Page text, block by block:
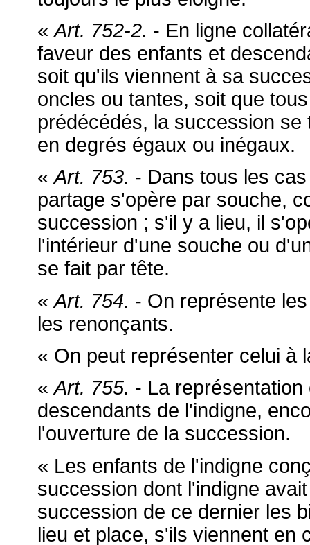
«Art. 752-2. - En ligne
faveur des enfants et
soit qu'ils viennent à sa
oncles ou tantes, soit que
prédécédés, la succession
en degrés égaux ou inégaux.
«Art. 753. - Dans tous les
partage s'opère par souche,
succession ; s'il y a lieu, il
l'intérieur d'une souche ou
se fait par tête.
«Art. 754. - On représente
les renonçants.
« On peut représenter celui à
«Art. 755. - La
descendants de l'indigne,
l'ouverture de la succession.
« Les enfants de l'indigne
succession dont l'indigne
succession de ce dernier les
lieu et place, s'ils viennent en